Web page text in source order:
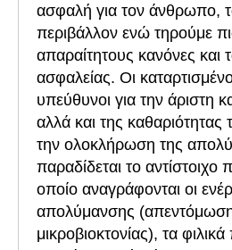
ασφαλή για τον άνθρωπο,
περιβάλλον ενώ τηρούμε
απαραίτητους κανόνες και
ασφαλείας. Οι
υπεύθυνοι για την άριστη
αλλά και της
την ολοκλήρωση της
παραδίδεται το αντίστοιχο
οποίο αναγράφονται οι
απολύμανσης
μικροβιοκτονίας), τα